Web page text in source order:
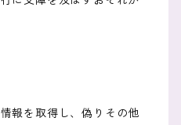
報を取得し、偽りその他